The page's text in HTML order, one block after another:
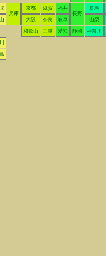
兵庫
京都 滋賀
福井
長野
群馬
大阪 奈良 岐阜 山梨
和歌山 三重 愛知 静岡 神奈川